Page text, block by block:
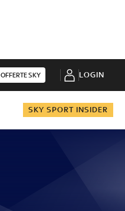
OFFERTE SKY LOGIN
SKY SPORT INSIDER